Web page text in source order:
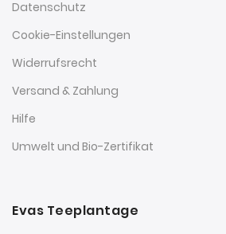
Datenschutz
Cookie-Einstellungen
Widerrufsrecht
Versand & Zahlung
Hilfe
Umwelt und Bio-Zertifikat
Evas Teeplantage